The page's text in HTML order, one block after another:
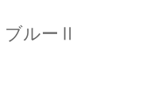
ブルーⅡ